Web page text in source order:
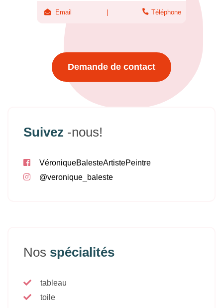
Téléphone
Demande de contact
Suivez -nous!
VéroniqueBalesteArtistePeintre
@veronique_baleste
Nos spécialités
tableau
toile